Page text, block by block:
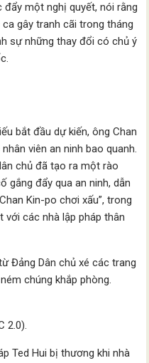
đẩy một nghị quyết, nói rằng
gây tranh cãi trong tháng
sự những thay đổi có chủ ý
bắt đầu dự kiến, ông Chan
viên an ninh bao quanh.
chủ đã tạo ra một rào
gắng đẩy qua an ninh, dẫn
Kin-po chơi xấu”, trong
các nhà lập pháp thân
Đảng Dân chủ xé các trang
chúng khắp phòng.
2.0).
Ted Hui bị thương khi nhà